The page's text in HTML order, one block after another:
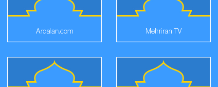
Ardalan.com Mehriran TV